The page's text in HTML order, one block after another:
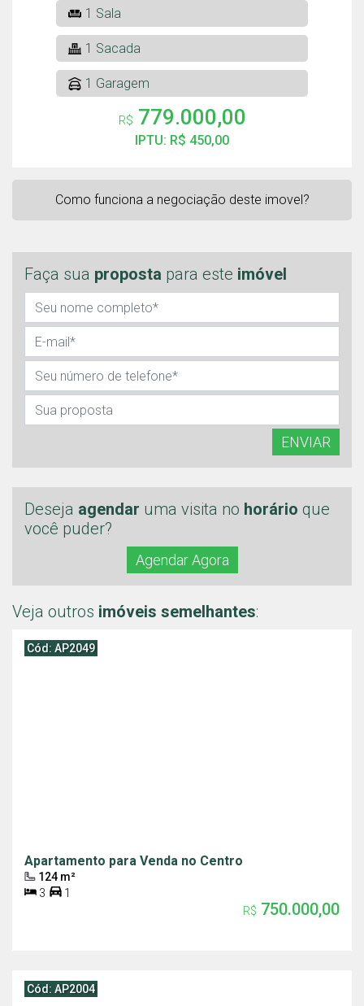
Faça sua proposta para este imóvel
ENVIAR
Deseja agendar uma visita no horário que
você puder?
Agendar Agora
1 Sala
1 Sacada
1 Garagem
R$ 779.000,00
IPTU: R$ 450,00
Como funciona a negociação deste imovel?
Veja outros imóveis semelhantes:
Cód: AP2049
Apartamento para Venda no Centro
124 m²
3
1
R$ 750.000,00
Cód: AP2004